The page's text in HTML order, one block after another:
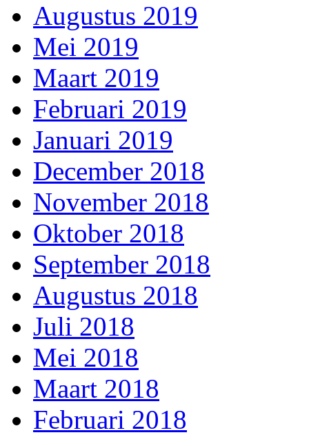
Augustus 2019
Mei 2019
Maart 2019
Februari 2019
Januari 2019
December 2018
November 2018
Oktober 2018
September 2018
Augustus 2018
Juli 2018
Mei 2018
Maart 2018
Februari 2018